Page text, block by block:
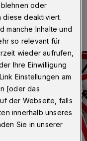
oder
diese deaktiviert.
manche Inhalte und
so relevant für
wieder aufrufen,
Ihre Einwilligung
Einstellungen am
[oder das
der Webseite, falls
innerhalb unseres
Sie in unserer